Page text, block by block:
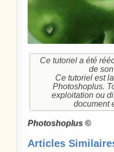
Ce tutoriel a été
de
Ce tutoriel est
Photoshoplus.
exploitation ou
document
Photoshoplus ©
Articles